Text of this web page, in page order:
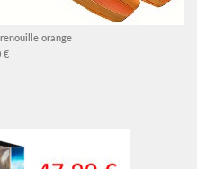
orange
€